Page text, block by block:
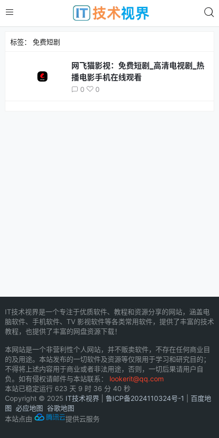
标签： 免费短剧
网飞猫影视：免费短剧_高清电视剧_热
播电影手机在线观看
0 0
IT技术视界是一个专注于优质软件、教程和资源分享的网站，涵盖电
脑软件、手机软件、TV 影视软件等各类常用软件，提供了丰富的技术
教程，也提供了丰富的网盘资源下载！
本网站是一个非营利性个人网站，并不贩卖软件，不存在任何商业目
的及用途。本站发布的一切软件及资源等仅限用于学习和研究目的；
不得将上述内容用于商业或者非法用途，否则，一切后果请用户自
负。如有侵权请邮件与本站联系： lookerit@qq.com
本站已稳定运行 623 天 9 时 36 分 40 秒
Copyright © 2025 IT技术视界 鲁ICP备2024110324号-1
百度地
图 必应地图 谷歌地图
本站点由
提供云服务